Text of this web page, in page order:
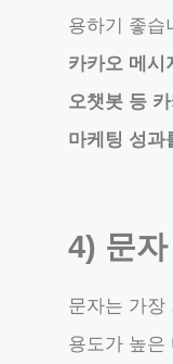
용하기 좋습
카카오 메시
오챗봇 등
마케팅 성과
4) 문자
문자는 가장
용도가 높은